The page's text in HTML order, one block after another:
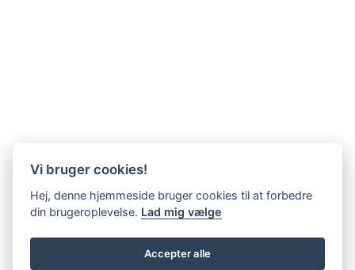
Vi bruger cookies!
Hej, denne hjemmeside bruger cookies til at forbedre
din brugeroplevelse. Lad mig vælge
Accepter alle